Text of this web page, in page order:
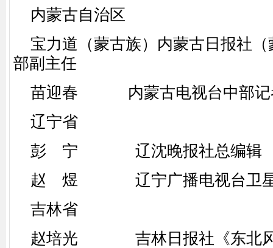
内蒙古自治区
宝力道（蒙古族）内蒙古日报社（
部副主任
苗迎春 内蒙古电视台中部记
辽宁省
彭 宁 辽沈晚报社总编辑
赵 煜 辽宁广播电视台卫星
吉林省
赵培光 吉林日报社《东北风